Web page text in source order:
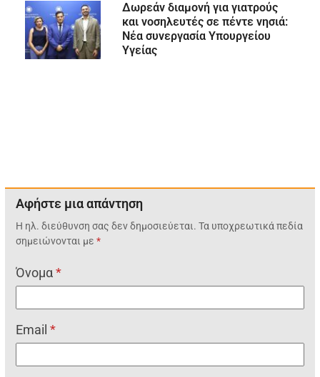
Δωρεάν διαμονή για γιατρούς
και νοσηλευτές σε πέντε νησιά:
Νέα συνεργασία Υπουργείου
Υγείας
Αφήστε μια απάντηση
Η ηλ. διεύθυνση σας δεν δημοσιεύεται. Τα υποχρεωτικά πεδία
σημειώνονται με*
Όνομα*
Email*